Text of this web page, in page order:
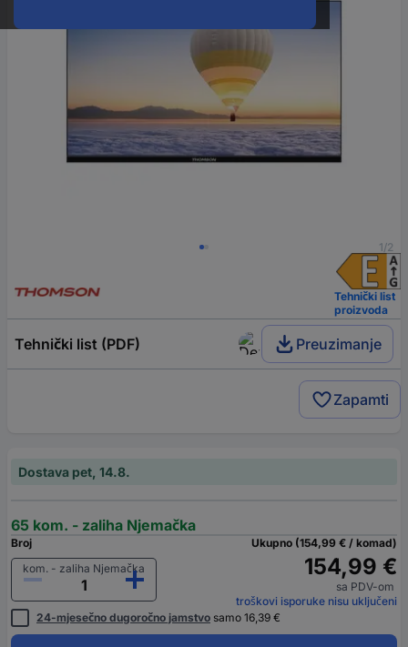
1/2
Tehnički list
proizvoda
Tehnički list (PDF) Preuzimanje
Zapamti
Dostava pet, 14.8.
65 kom. - zaliha Njemačka
Broj
kom. - zaliha Njemačka
Ukupno (154,99 € / komad)
154,99 €
sa PDV-om
troškovi isporuke nisu uključeni
24-mjesečno dugoročno jamstvo samo 16,39 €